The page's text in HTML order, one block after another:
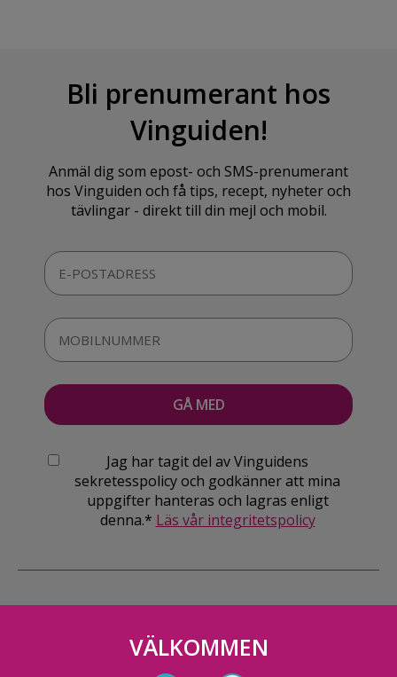
Bli prenumerant hos
Vinguiden!
Anmäl dig som epost- och SMS-prenumerant
hos Vinguiden och få tips, recept, nyheter och
tävlingar - direkt till din mejl och mobil.
Jag har tagit del av Vinguidens
sekretesspolicy och godkänner att mina
uppgifter hanteras och lagras enligt
denna.* Läs vår integritetspolicy
VÄLKOMMEN